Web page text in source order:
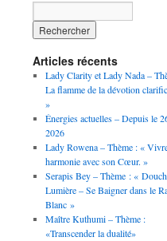
Articles récents
Lady Clarity et Lady Nada –
La flamme de la dévotion
»
Énergies actuelles – Depuis le
2026
Lady Rowena – Thème : «
harmonie avec son Cœur. »
Serapis Bey – Thème : «
Lumière – Se Baigner dans le
Blanc »
Maître Kuthumi – Thème :
«Transcender la dualité»